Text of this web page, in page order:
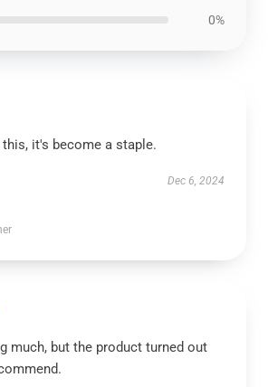
0%
it's become a staple.
Dec 6, 2024
much, but the product turned out